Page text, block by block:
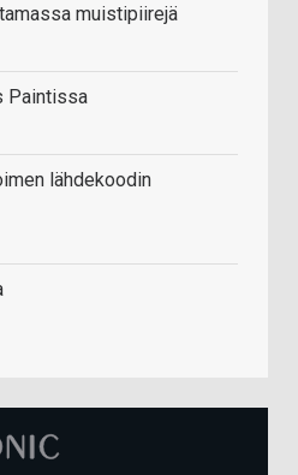
muistipiirejä
Paintissa
lähdekoodin